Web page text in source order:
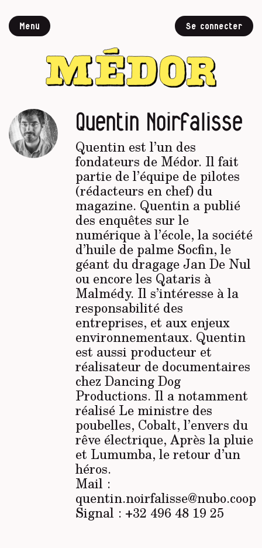
Menu Se connecter
Quentin Noirfalisse
Quentin est l’un des
fondateurs de Médor. Il fait
partie de l’équipe de pilotes
(rédacteurs en chef) du
magazine. Quentin a publié
des enquêtes sur le
numérique à l’école, la société
d’huile de palme Socfin, le
géant du dragage Jan De Nul
ou encore les Qataris à
Malmédy. Il s’intéresse à la
responsabilité des
entreprises, et aux enjeux
environnementaux. Quentin
est aussi producteur et
réalisateur de documentaires
chez Dancing Dog
Productions. Il a notamment
réalisé Le ministre des
poubelles, Cobalt, l’envers du
rêve électrique, Après la pluie
et Lumumba, le retour d’un
héros.
Mail :
quentin.noirfalisse@nubo.coop
Signal : +32 496 48 19 25